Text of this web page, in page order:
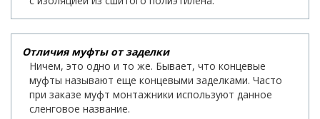
Отличия муфты от заделки
Ничем, это одно и то же. Бывает, что концевые
муфты называют еще концевыми заделками. Часто
при заказе муфт монтажники используют данное
сленговое название.